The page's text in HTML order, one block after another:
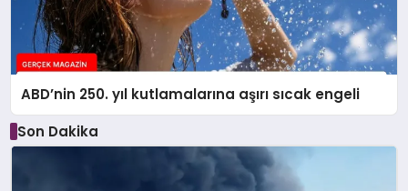
ABD’nin 250. yıl kutlamalarına aşırı sıcak engeli
Son Dakika